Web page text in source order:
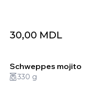
30,00 MDL
Schweppes mojito
330 g